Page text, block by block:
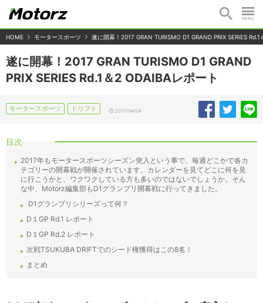
HOME モータースポーツ 遂に開幕！2017 GRAN TURISMO D1 GRAND PRIX SERIES
遂に開幕！2017 GRAN TURISMO D1 GRAND
PRIX SERIES Rd.1＆2 ODAIBAレポート
モータースポーツ ドリフト 2017/04/04
目次
2017年もモータースポーツシーズン突入という事で、毎週どこかで各カ
テゴリーの開幕戦が開催されています。カレンダーを見てどこに何を見
に行こうかと、ワクワクしている方も多いのではないでしょうか。そん
な中、Motorz編集部もD1グランプリ開幕戦に行ってきました。
D1グランプリシリーズって何？
D１GP Rd.1 レポート
D１GP Rd.2 レポート
次戦TSUKUBA DRIFTでのシード権獲得はこの8名！
まとめ